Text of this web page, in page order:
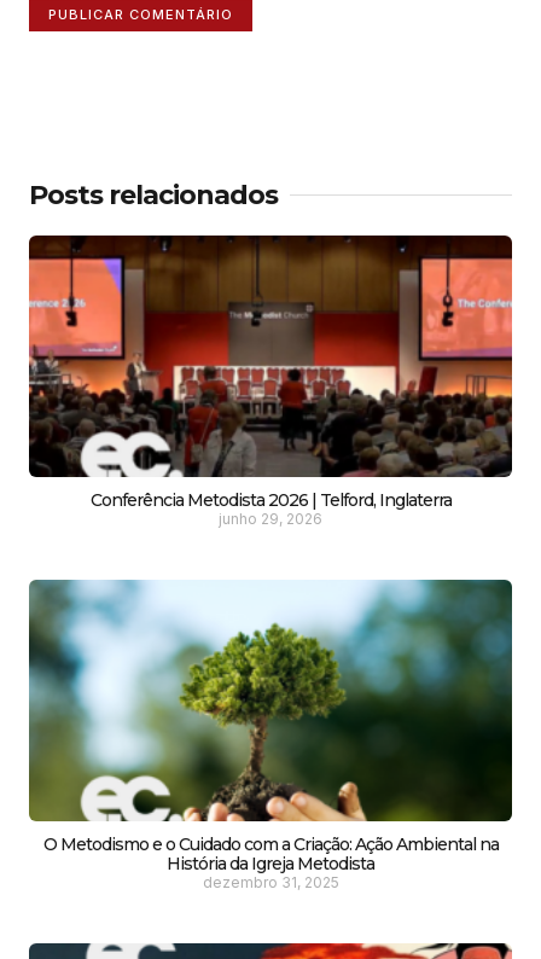
Posts relacionados
Conferência Metodista 2026 | Telford, Inglaterra
junho 29, 2026
O Metodismo e o Cuidado com a Criação: Ação Ambiental na
História da Igreja Metodista
dezembro 31, 2025